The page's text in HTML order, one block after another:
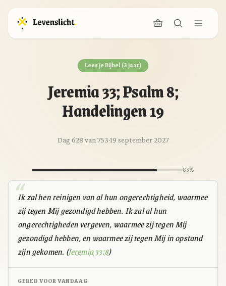
Lees je Bijbel (3 jaar)
Jeremia 33; Psalm 8;
Handelingen 19
Dag 628 van 753·19 september 2027
83%
Ik zal hen reinigen van al hun ongerechtigheid, waarmee
zij tegen Mij gezondigd hebben. Ik zal al hun
ongerechtigheden vergeven, waarmee zij tegen Mij
gezondigd hebben, en waarmee zij tegen Mij in opstand
zijn gekomen. (Jeremia 33:8)
GEBED VOOR VANDAAG